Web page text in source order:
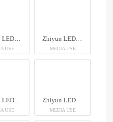
Zhiyun LED Molus X60
USE
Zhiyun LED Molus X60
MEDIA USE
Zhiyun LED Molus X60
USE
Zhiyun LED Molus X60
MEDIA USE